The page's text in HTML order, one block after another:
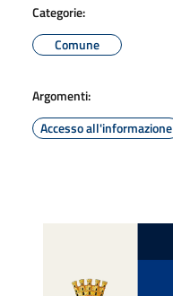
Categorie:
Comune
Argomenti:
Accesso all'informazione